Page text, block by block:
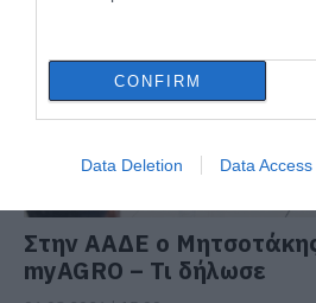
CONFIRM
Data Deletion Data Access
Στην ΑΑΔΕ ο
myAGRO – Τι δήλωσε